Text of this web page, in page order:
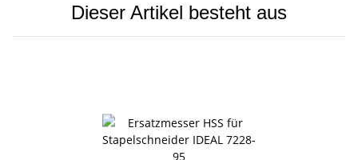
Dieser Artikel besteht aus